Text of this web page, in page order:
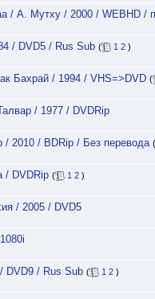
/ А. Мутху / 2000 / WEBHD /
/ DVD5 / Rus Sub ( 1 2 )
Бахрай / 1994 / VHS=>DVD (
/ 1977 / DVDRip
2010 / BDRip / Без перевода (
/ DVDRip ( 1 2 )
/ 2005 / DVD5
DVD9 / Rus Sub ( 1 2 )